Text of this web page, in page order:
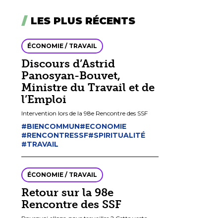
LES PLUS RÉCENTS
ÉCONOMIE / TRAVAIL
Discours d’Astrid
Panosyan-Bouvet,
Ministre du Travail et de
l’Emploi
Intervention lors de la 98e Rencontre des SSF
#BIENCOMMUN#ECONOMIE
#RENCONTRESSF#SPIRITUALITÉ
#TRAVAIL
ÉCONOMIE / TRAVAIL
Retour sur la 98e
Rencontre des SSF